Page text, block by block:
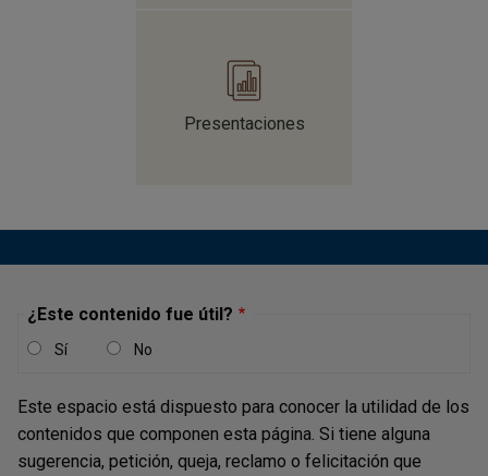
Presentaciones
¿Este contenido fue útil?
Sí No
Este espacio está dispuesto para conocer la utilidad de los
contenidos que componen esta página. Si tiene alguna
sugerencia, petición, queja, reclamo o felicitación que